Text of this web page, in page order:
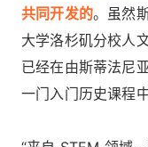
共同开发的。虽然
大学洛杉矶分校人
已经在由斯蒂法尼
一门入门历史课程中